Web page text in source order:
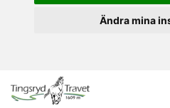
Ändra mina